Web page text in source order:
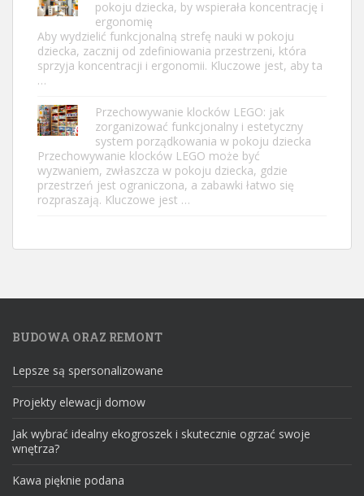
pokoju dziecka, by wspierała koncentrację i
ergonomię
Aby wydzielić funkcjonalną strefę nauki w pokoju
dziecka, zacznij od zdefiniowania przestrzeni, która
sprzyja koncentracji i ergonomii. Kluczowe jest, aby ta
…
Przechowywanie klocków LEGO: jak
zorganizować funkcjonalny i estetyczny
system porządkowania w pokoju dziecka
Przechowywanie klocków LEGO może być
wyzwaniem, zwłaszcza w pokoju dziecka, gdzie
przestrzeń jest ograniczona, a zabawki łatwo się
rozpraszają. Kluczowe jest …
BUDOWA ORAZ REMONT
Lepsze są spersonalizowane
Projekty elewacji domow
Jak wybrać idealny ekogroszek i skutecznie ogrzać swoje
wnętrza?
Kawa pięknie podana